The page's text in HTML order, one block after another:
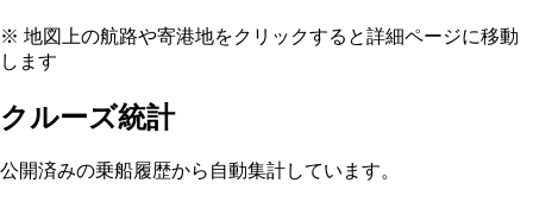
※ 地図上の航路や寄港地をクリックすると詳細ページに移動
します
クルーズ統計
公開済みの乗船履歴から自動集計しています。